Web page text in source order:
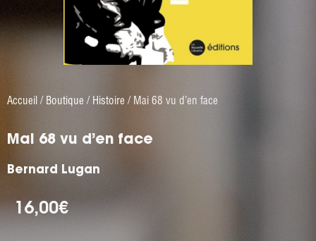
Accueil / Boutique / Histoire / Mai 68 vu d’en face
Mai 68 vu d’en face
Bernard Lugan
16,00€